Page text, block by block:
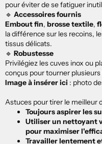
pour éviter de se fatiguer
🔹 Accessoires fournis
Embout fin, brosse textile,
la différence sur les recoins,
tissus délicats.
🔹 Robustesse
Privilégiez les cuves inox ou
conçus pour tourner
Image à insérer ici : photo
Astuces pour tirer le meilleur
Toujours aspirer les
Utiliser un nettoyant
pour maximiser
Travailler lentement